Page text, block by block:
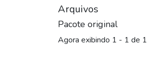
Arquivos
Pacote original
Agora exibindo 1 - 1 de 1